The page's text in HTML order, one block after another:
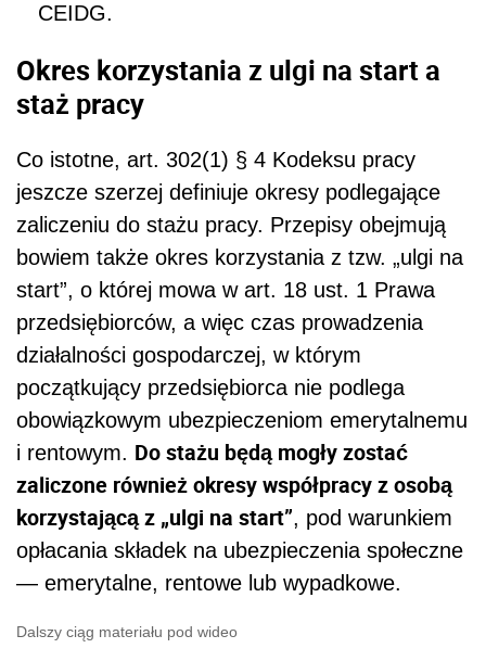
CEIDG.
Okres korzystania z ulgi na start a
staż pracy
Co istotne, art. 302(1) § 4 Kodeksu pracy
jeszcze szerzej definiuje okresy podlegające
zaliczeniu do stażu pracy. Przepisy obejmują
bowiem także okres korzystania z tzw. „ulgi na
start”, o której mowa w art. 18 ust. 1 Prawa
przedsiębiorców, a więc czas prowadzenia
działalności gospodarczej, w którym
początkujący przedsiębiorca nie podlega
obowiązkowym ubezpieczeniom emerytalnemu
i rentowym. Do stażu będą mogły zostać
zaliczone również okresy współpracy z osobą
korzystającą z „ulgi na start”, pod warunkiem
opłacania składek na ubezpieczenia społeczne
— emerytalne, rentowe lub wypadkowe.
Dalszy ciąg materiału pod wideo